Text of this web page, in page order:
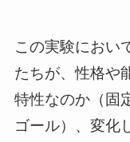
この実験におい
たちが、性格や
特性なのか（固
ゴール）、変化